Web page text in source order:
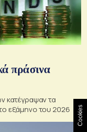
πράσινα
κατέγραψαν τα
εξάμηνο του 2026
Cookies